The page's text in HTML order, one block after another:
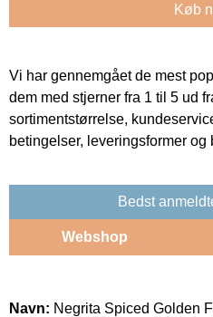
Køb
Vi har gennemgået de mest
dem med stjerner fra 1 til 5 ud
sortimentstørrelse,
betingelser, leveringsformer
Bedst
Webshop
Navn: Negrita Spiced Golden